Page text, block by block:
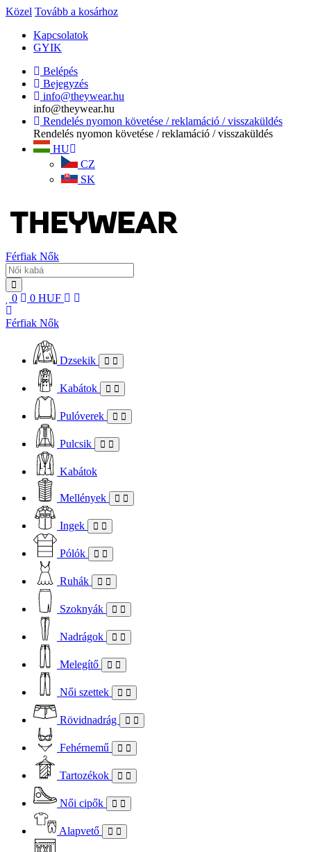
Közel Tovább a kosárhoz
Kapcsolatok
GYIK
Belépés
Bejegyzés
info@theywear.hu
info@theywear.hu
Rendelés nyomon követése / reklamáció / visszaküldés
Rendelés nyomon követése / reklamáció / visszaküldés
HU
CZ
SK
Férfiak Nők
0 0 HUF
Férfiak Nők
Dzsekik
Kabátok
Pulóverek
Pulcsik
Kabátok
Mellények
Ingek
Pólók
Ruhák
Szoknyák
Nadrágok
Melegítő
Női szettek
Rövidnadrág
Fehérnemű
Tartozékok
Női cipők
Alapvető